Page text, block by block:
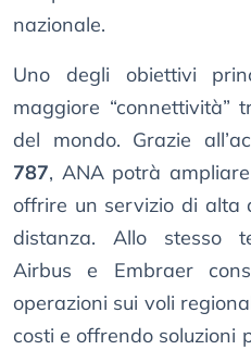
nazionale.
Uno degli obiettivi
maggiore
del mondo. Grazie
787, ANA potrà
offrire un servizio di alta
distanza. Allo stesso
Airbus e Embraer
operazioni sui voli
costi e offrendo soluzioni